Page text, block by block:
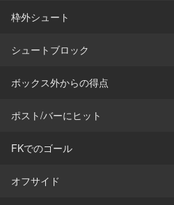
枠外シュート
シュートブロック
ボックス外からの得点
ポスト/バーにヒット
FKでのゴール
オフサイド